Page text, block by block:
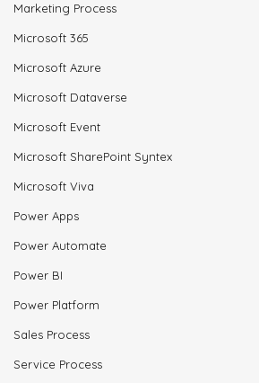
Marketing Process
Microsoft 365
Microsoft Azure
Microsoft Dataverse
Microsoft Event
Microsoft SharePoint Syntex
Microsoft Viva
Power Apps
Power Automate
Power BI
Power Platform
Sales Process
Service Process